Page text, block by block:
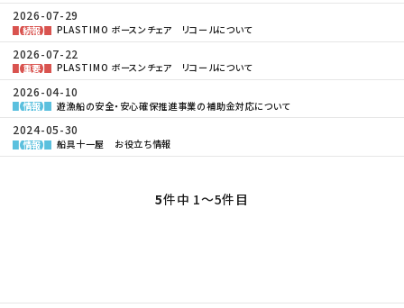
2026-07-29
【続報】 PLASTIMO ボースンチェア リコールについて
2026-07-22
【重要】 PLASTIMO ボースンチェア リコールについて
2026-04-10
【情報】 遊漁船の安全・安心確保推進事業の補助金対応について
2024-05-30
【情報】 船具十一屋 お役立ち情報
5件中 1〜5件目